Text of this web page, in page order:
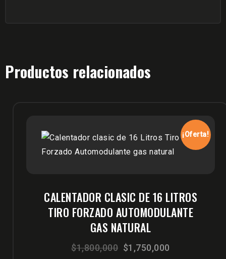
Productos relacionados
¡Oferta!
CALENTADOR CLASIC DE 16 LITROS
TIRO FORZADO AUTOMODULANTE
GAS NATURAL
$1,800,000 El
$1,750,000